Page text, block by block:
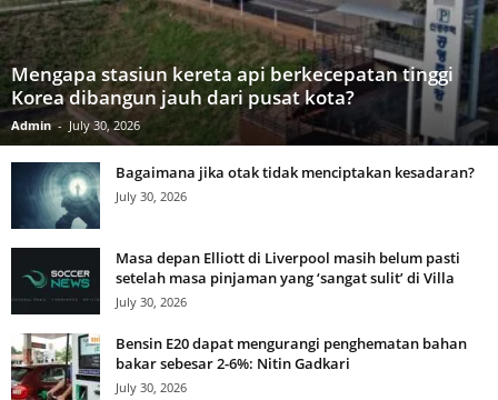
Mengapa stasiun kereta api berkecepatan tinggi
Korea dibangun jauh dari pusat kota?
Admin - July 30, 2026
Bagaimana jika otak tidak menciptakan kesadaran?
July 30, 2026
Masa depan Elliott di Liverpool masih belum pasti
setelah masa pinjaman yang ‘sangat sulit’ di Villa
July 30, 2026
Bensin E20 dapat mengurangi penghematan bahan
bakar sebesar 2-6%: Nitin Gadkari
July 30, 2026